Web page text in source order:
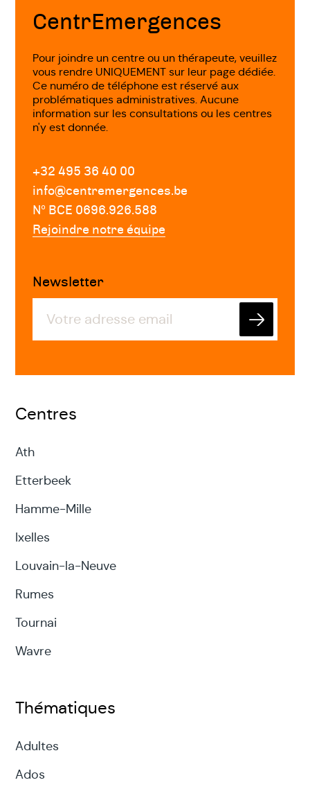
CentrEmergences
Pour joindre un centre ou un thérapeute, veuillez
vous rendre UNIQUEMENT sur leur page dédiée.
Ce numéro de téléphone est réservé aux
problématiques administratives. Aucune
information sur les consultations ou les centres
n'y est donnée.
+32 495 36 40 00
info@centremergences.be
Nº BCE 0696.926.588
Rejoindre notre équipe
Newsletter
Centres
Ath
Etterbeek
Hamme-Mille
Ixelles
Louvain-la-Neuve
Rumes
Tournai
Wavre
Thématiques
Adultes
Ados